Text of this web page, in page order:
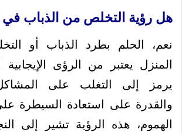
هل رؤية التخلص من الذباب في
نعم، الحلم بطرد الذباب أو
المنزل يعتبر من الرؤى الإيجابية
يرمز إلى التغلب على
والقدرة على استعادة السيطرة
الهموم، هذه الرؤية تشير إلى